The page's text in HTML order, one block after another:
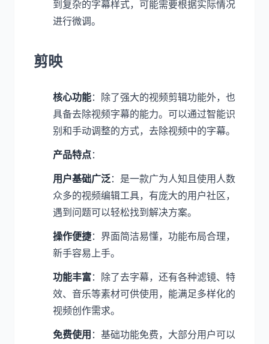
到复杂的字幕样式，可能需要根据实际情况
进行微调。
剪映
核心功能：除了强大的视频剪辑功能外，也
具备去除视频字幕的能力。可以通过智能识
别和手动调整的方式，去除视频中的字幕。
产品特点：
用户基础广泛：是一款广为人知且使用人数
众多的视频编辑工具，有庞大的用户社区，
遇到问题可以轻松找到解决方案。
操作便捷：界面简洁易懂，功能布局合理，
新手容易上手。
功能丰富：除了去字幕，还有各种滤镜、特
效、音乐等素材可供使用，能满足多样化的
视频创作需求。
免费使用 ：基础功能免费，大部分用户可以